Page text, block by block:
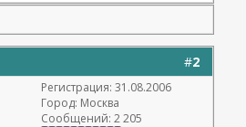
#2
Регистрация: 31.08.2006
Город: Москва
Сообщений: 2 205